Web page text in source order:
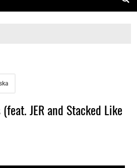
JER and Stacked Like